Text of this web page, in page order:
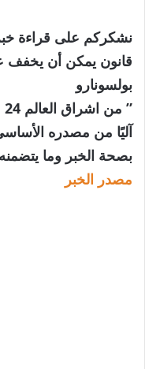
نشكركم على قراءة
بولسونارو
آليًا من مصدره
بصحة الخبر وما
مصدر الخبر